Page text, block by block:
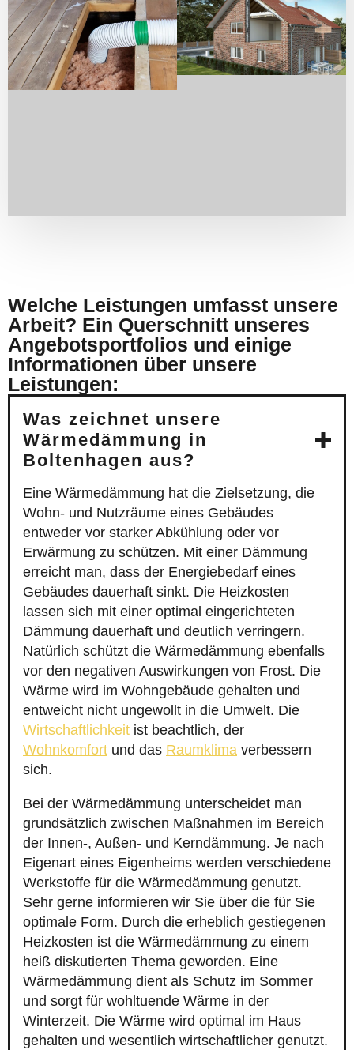
Welche Leistungen umfasst unsere
Arbeit? Ein Querschnitt unseres
Angebotsportfolios und einige
Informationen über unsere
Leistungen:
Was zeichnet unsere
Wärmedämmung in
Boltenhagen aus?
Eine Wärmedämmung hat die Zielsetzung, die
Wohn- und Nutzräume eines Gebäudes
entweder vor starker Abkühlung oder vor
Erwärmung zu schützen. Mit einer Dämmung
erreicht man, dass der Energiebedarf eines
Gebäudes dauerhaft sinkt. Die Heizkosten
lassen sich mit einer optimal eingerichteten
Dämmung dauerhaft und deutlich verringern.
Natürlich schützt die Wärmedämmung ebenfalls
vor den negativen Auswirkungen von Frost. Die
Wärme wird im Wohngebäude gehalten und
entweicht nicht ungewollt in die Umwelt. Die
Wirtschaftlichkeit ist beachtlich, der
Wohnkomfort und das Raumklima verbessern
sich.
Bei der Wärmedämmung unterscheidet man
grundsätzlich zwischen Maßnahmen im Bereich
der Innen-, Außen- und Kerndämmung. Je nach
Eigenart eines Eigenheims werden verschiedene
Werkstoffe für die Wärmedämmung genutzt.
Sehr gerne informieren wir Sie über die für Sie
optimale Form. Durch die erheblich gestiegenen
Heizkosten ist die Wärmedämmung zu einem
heiß diskutierten Thema geworden. Eine
Wärmedämmung dient als Schutz im Sommer
und sorgt für wohltuende Wärme in der
Winterzeit. Die Wärme wird optimal im Haus
gehalten und wesentlich wirtschaftlicher genutzt.